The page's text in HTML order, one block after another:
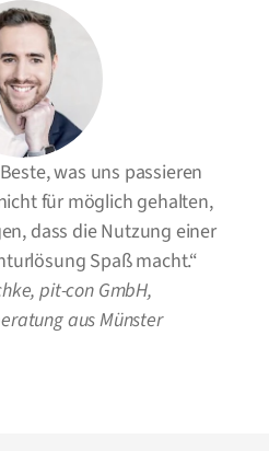
was uns passieren
für möglich gehalten,
dass die Nutzung einer
Spaß macht.“
pit-con GmbH,
aus Münster